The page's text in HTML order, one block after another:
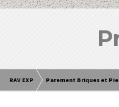
RAV EXP Parement Briques et